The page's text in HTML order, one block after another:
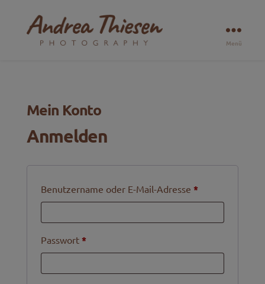
am
&
Menü
Mein Konto
Anmelden
Benutzername oder E-Mail-Adresse *Erforderlich
Passwort *Erforderlich